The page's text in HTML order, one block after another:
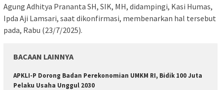
Agung Adhitya Prananta SH, SIK, MH, didampingi, Kasi Humas,
Ipda Aji Lamsari, saat dikonfirmasi, membenarkan hal tersebut
pada, Rabu (23/7/2025).
BACAAN LAINNYA
APKLI-P Dorong Badan Perekonomian UMKM RI, Bidik 100 Juta
Pelaku Usaha Unggul 2030